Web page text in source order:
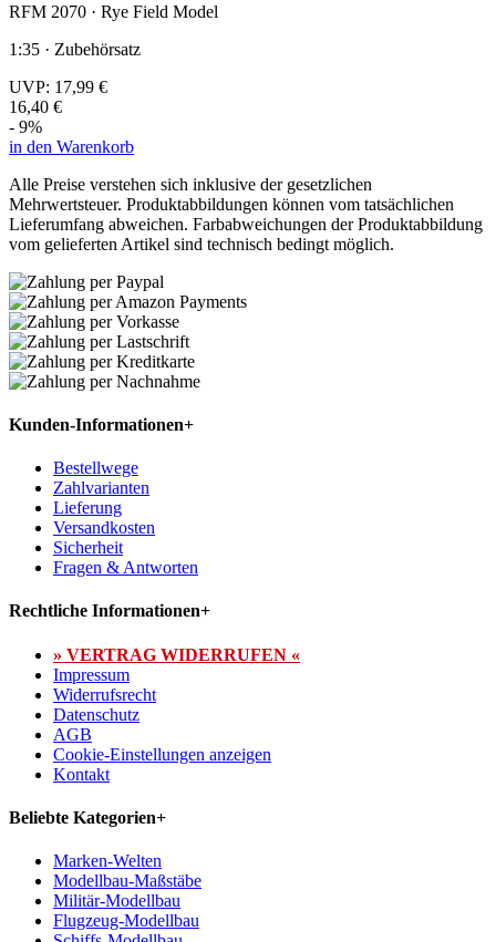
RFM 2070 · Rye Field Model
1:35 · Zubehörsatz
UVP: 17,99 €
16,40 €
- 9%
in den Warenkorb
Alle Preise verstehen sich inklusive der gesetzlichen
Mehrwertsteuer. Produktabbildungen können vom tatsächlichen
Lieferumfang abweichen. Farbabweichungen der Produktabbildung
vom gelieferten Artikel sind technisch bedingt möglich.
Kunden-Informationen+
Bestellwege
Zahlvarianten
Lieferung
Versandkosten
Sicherheit
Fragen & Antworten
Rechtliche Informationen+
» VERTRAG WIDERRUFEN «
Impressum
Widerrufsrecht
Datenschutz
AGB
Cookie-Einstellungen anzeigen
Kontakt
Beliebte Kategorien+
Marken-Welten
Modellbau-Maßstäbe
Militär-Modellbau
Flugzeug-Modellbau